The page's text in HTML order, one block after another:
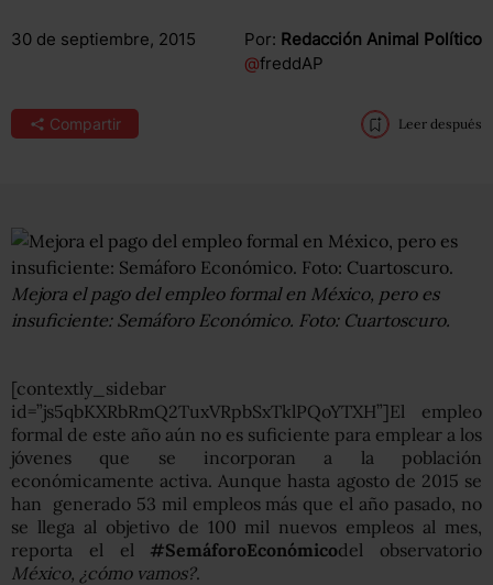
30 de septiembre, 2015 Por: Redacción Animal Político
@freddAP
Compartir Leer después
Mejora el pago del empleo formal en México, pero es
insuficiente: Semáforo Económico. Foto: Cuartoscuro.
[contextly_sidebar
id=”js5qbKXRbRmQ2TuxVRpbSxTklPQoYTXH”]El empleo
formal de este año aún no es suficiente para emplear a los
jóvenes que se incorporan a la población
económicamente activa. Aunque hasta agosto de 2015 se
han generado 53 mil empleos más que el año pasado, no
se llega al objetivo de 100 mil nuevos empleos al mes,
reporta el el #SemáforoEconómicodel observatorio
México, ¿cómo vamos?.